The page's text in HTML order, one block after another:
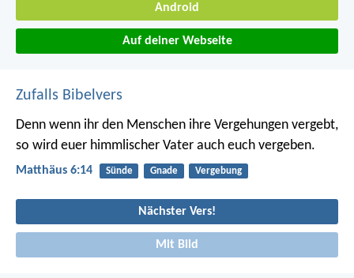
Android
Auf deiner Webseite
Zufalls Bibelvers
Denn wenn ihr den Menschen ihre Vergehungen vergebt,
so wird euer himmlischer Vater auch euch vergeben.
Matthäus 6:14 Sünde Gnade Vergebung
Nächster Vers!
Mit Bild